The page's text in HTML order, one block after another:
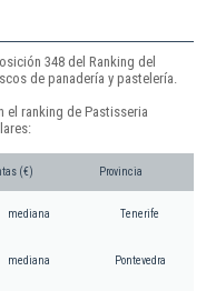
348 del Ranking del
de panadería y pastelería.
ranking de Pastisseria
(€) Provincia
mediana Tenerife
mediana Pontevedra